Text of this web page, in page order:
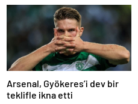
Arsenal, Gyökeres’i dev bir
teklifle ikna etti